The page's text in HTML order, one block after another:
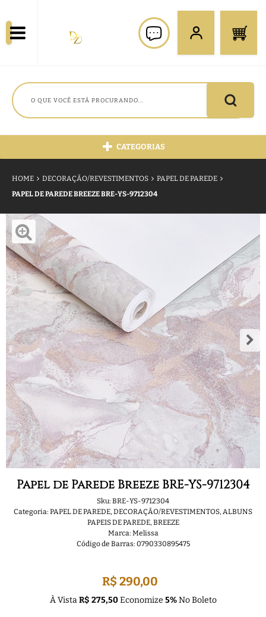
CATEGORIAS
HOME DECORAÇÃO/REVESTIMENTOS
PAPEL DE PAREDE
PAPEL DE PAREDE BREEZE BRE-YS-9712304
Papel de Parede Breeze BRE-YS-9712304
Sku: BRE-YS-9712304
Categoria: PAPEL DE PAREDE,DECORAÇÃO/REVESTIMENTOS,ALBUNS
PAPEIS DE PAREDE,BREEZE
Marca: Melissa
Código de Barras: 0790330895475
R$ 290,00
À VistaR$ 275,50Economize 5%No Boleto